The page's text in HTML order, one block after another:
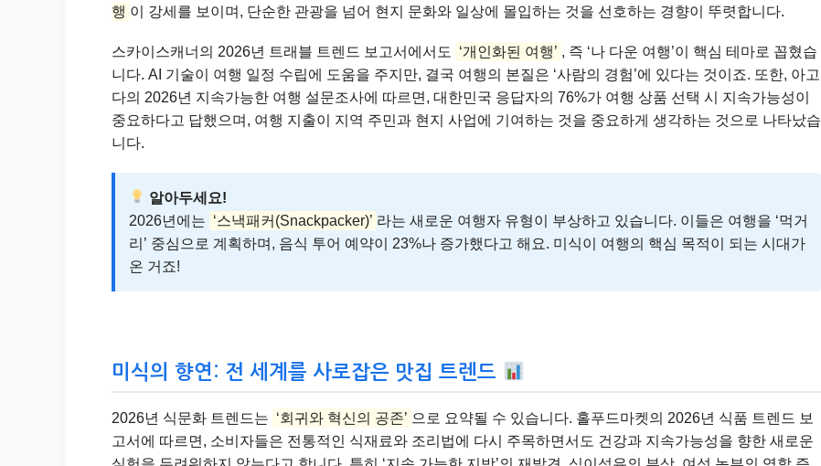
행 이 강세를 보이며, 단순한 관광을 넘어 현지 문화와 일상에 몰입하는 것을 선호하는 경향이 뚜렷합니다.
스카이스캐너의 2026년 트래블 트렌드 보고서에서도 ‘개인화된 여행’ , 즉 ‘나 다운 여행’이 핵심 테마로 꼽혔습
니다. AI 기술이 여행 일정 수립에 도움을 주지만, 결국 여행의 본질은 ‘사람의 경험’에 있다는 것이죠. 또한, 아고
다의 2026년 지속가능한 여행 설문조사에 따르면, 대한민국 응답자의 76%가 여행 상품 선택 시 지속가능성이
중요하다고 답했으며, 여행 지출이 지역 주민과 현지 사업에 기여하는 것을 중요하게 생각하는 것으로 나타났습
니다.
알아두세요!
2026년에는 ‘스낵패커(Snackpacker)’ 라는 새로운 여행자 유형이 부상하고 있습니다. 이들은 여행을 ‘먹거
리’ 중심으로 계획하며, 음식 투어 예약이 23%나 증가했다고 해요. 미식이 여행의 핵심 목적이 되는 시대가
온 거죠!
미식의 향연: 전 세계를 사로잡은 맛집 트렌드
2026년 식문화 트렌드는 ‘회귀와 혁신의 공존’ 으로 요약될 수 있습니다. 홀푸드마켓의 2026년 식품 트렌드 보
고서에 따르면, 소비자들은 전통적인 식재료와 조리법에 다시 주목하면서도 건강과 지속가능성을 향한 새로운